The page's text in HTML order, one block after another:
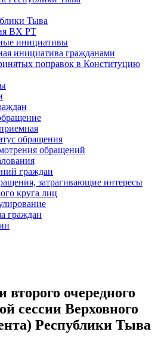
Тыва
ВХ РТ
инициативы
инициатива гражданами
поправок в Конституцию
обращения
обращений
граждан
затрагивающие интересы
круга лиц
граждан
второго очередного
сессии Верховного
Республики Тыва